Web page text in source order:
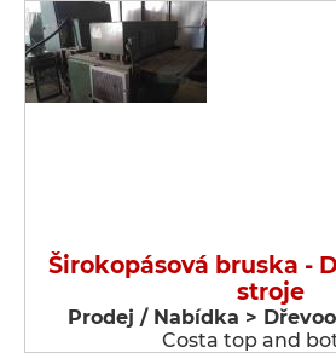
Širokopásová bruska -
stroje
Prodej / Nabídka >
Costa top and